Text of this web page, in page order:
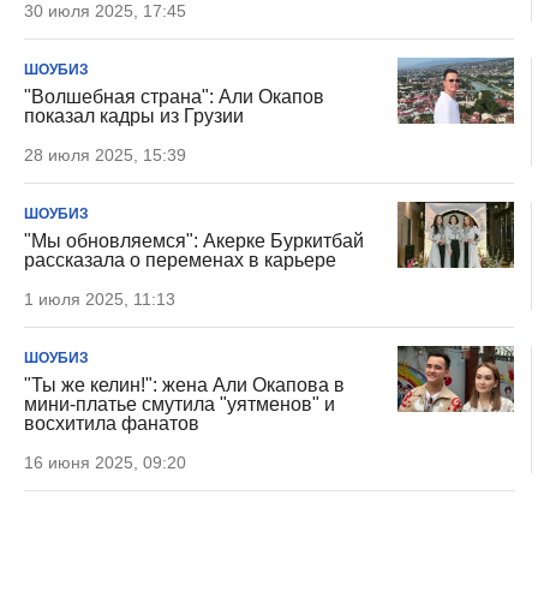
30 июля 2025, 17:45
ШОУБИЗ
"Волшебная страна": Али Окапов
показал кадры из Грузии
28 июля 2025, 15:39
ШОУБИЗ
"Мы обновляемся": Акерке Буркитбай
рассказала о переменах в карьере
1 июля 2025, 11:13
ШОУБИЗ
"Ты же келин!": жена Али Окапова в
мини-платье смутила "уятменов" и
восхитила фанатов
16 июня 2025, 09:20